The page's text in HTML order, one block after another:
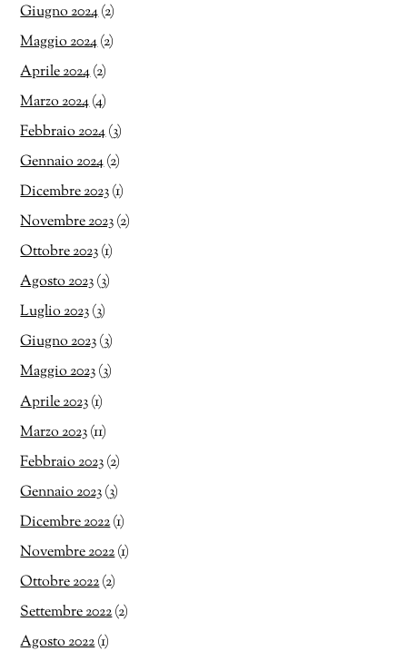
Giugno 2024(2)
Maggio 2024(2)
Aprile 2024(2)
Marzo 2024(4)
Febbraio 2024(3)
Gennaio 2024(2)
Dicembre 2023(1)
Novembre 2023(2)
Ottobre 2023(1)
Agosto 2023(3)
Luglio 2023(3)
Giugno 2023(3)
Maggio 2023(3)
Aprile 2023(1)
Marzo 2023(11)
Febbraio 2023(2)
Gennaio 2023(3)
Dicembre 2022(1)
Novembre 2022(1)
Ottobre 2022(2)
Settembre 2022(2)
Agosto 2022(1)